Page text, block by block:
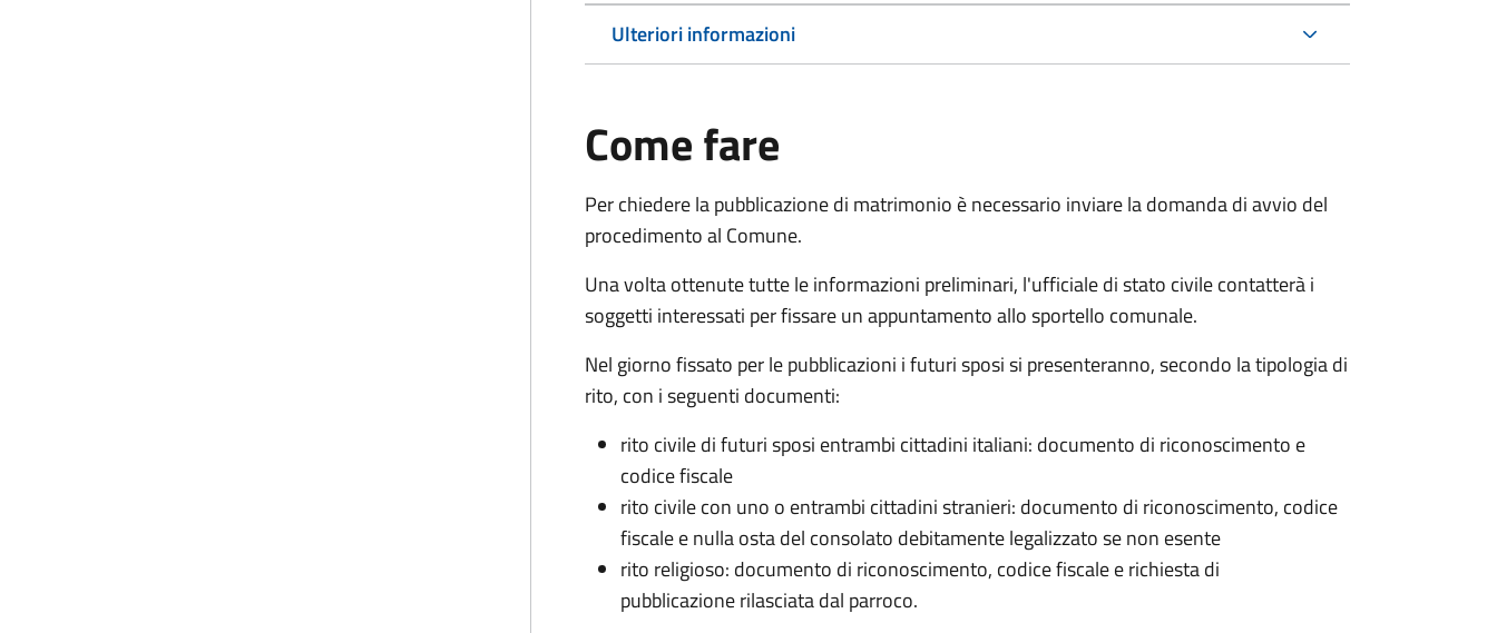
Ulteriori informazioni
Come fare
Per chiedere la pubblicazione di matrimonio è necessario inviare la domanda di avvio del
procedimento al Comune.
Una volta ottenute tutte le informazioni preliminari, l'ufficiale di stato civile contatterà i
soggetti interessati per fissare un appuntamento allo sportello comunale.
Nel giorno fissato per le pubblicazioni i futuri sposi si presenteranno, secondo la tipologia di
rito, con i seguenti documenti:
rito civile di futuri sposi entrambi cittadini italiani: documento di riconoscimento e
codice fiscale
rito civile con uno o entrambi cittadini stranieri: documento di riconoscimento, codice
fiscale e nulla osta del consolato debitamente legalizzato se non esente
rito religioso: documento di riconoscimento, codice fiscale e richiesta di
pubblicazione rilasciata dal parroco.